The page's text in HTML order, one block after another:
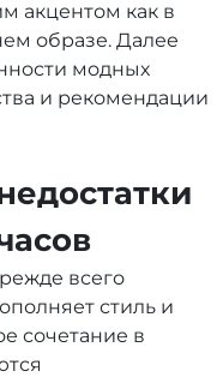
акцентом как в
образе. Далее
модных
и рекомендации
всего
стиль и
сочетание в